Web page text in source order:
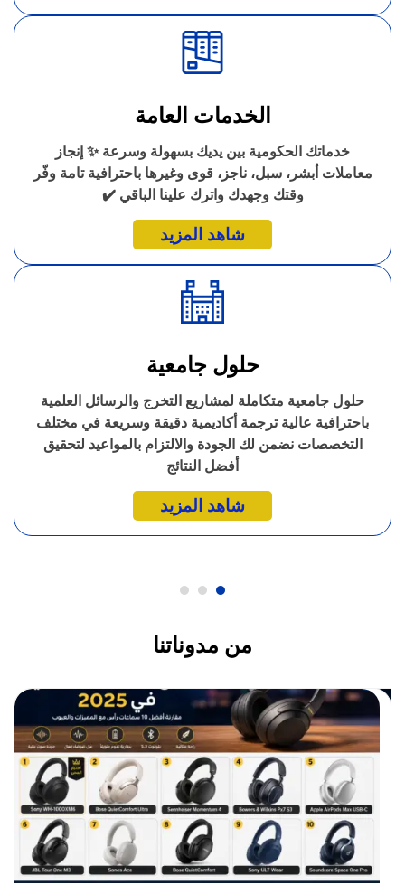
الخدمات العامة
خدماتك الحكومية بين يديك بسهولة وسرعة ✨ إنجاز
معاملات أبشر، سبل، ناجز، قوى وغيرها باحترافية تامة وفّر
وقتك وجهدك واترك علينا الباقي ✔️
شاهد المزيد
حلول جامعية
حلول جامعية متكاملة لمشاريع التخرج والرسائل العلمية
باحترافية عالية ترجمة أكاديمية دقيقة وسريعة في مختلف
التخصصات نضمن لك الجودة والالتزام بالمواعيد لتحقيق
أفضل النتائج
شاهد المزيد
من مدوناتنا